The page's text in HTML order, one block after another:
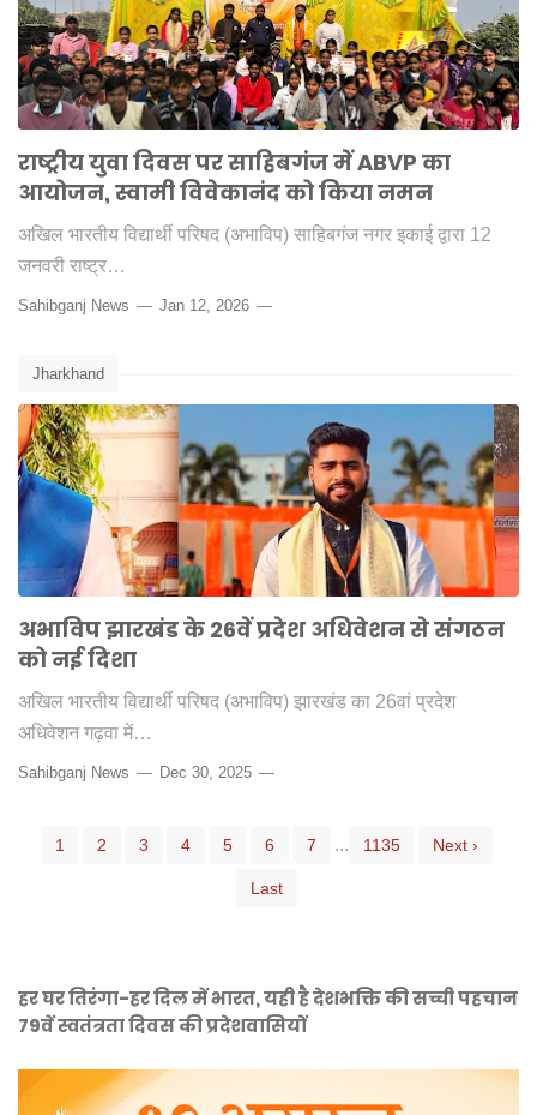
राष्ट्रीय युवा दिवस पर साहिबगंज में ABVP का
आयोजन, स्वामी विवेकानंद को किया नमन
अखिल भारतीय विद्यार्थी परिषद (अभाविप) साहिबगंज नगर इकाई द्वारा 12
जनवरी राष्ट्र…
Sahibganj News Jan 12, 2026
Jharkhand
अभाविप झारखंड के 26वें प्रदेश अधिवेशन से संगठन
को नई दिशा
अखिल भारतीय विद्यार्थी परिषद (अभाविप) झारखंड का 26वां प्रदेश
अधिवेशन गढ़वा में…
Sahibganj News Dec 30, 2025
1 2 3 4 5 6 7 ... 1135 Next ›
Last
हर घर तिरंगा-हर दिल में भारत, यही है देशभक्ति की सच्ची पहचान
79वें स्वतंत्रता दिवस की प्रदेशवासियों